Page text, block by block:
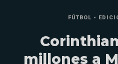
FÚTBOL -
millones a